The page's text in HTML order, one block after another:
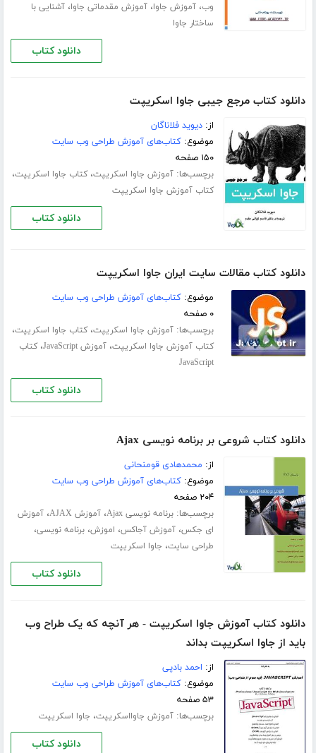
وب،آموزش جاوا،آموزش مقدماتی جاوا،آشنایی با
ساختار جاوا
دانلود کتاب
دانلود کتاب مرجع جیبی جاوا اسکریپت
از:دیوید فلاناگان
موضوع:کتاب‌های آموزش طراحی وب سایت
۱۵۰ صفحه
برچسب‌ها:آموزش جاوا اسکریپت،کتاب جاوا اسکریپت،
کتاب آموزش جاوا اسکریپت
دانلود کتاب
دانلود کتاب مقالات سایت ایران جاوا اسکریپت
موضوع:کتاب‌های آموزش طراحی وب سایت
۰ صفحه
برچسب‌ها:آموزش جاوا اسکریپت،کتاب جاوا اسکریپت،
کتاب آموزش جاوا اسکریپت،آموزش JavaScript ،کتاب
JavaScript
دانلود کتاب
دانلود کتاب شروعی بر برنامه نویسی Ajax
از: محمدهادی قومنحانی
موضوع:کتاب‌های آموزش طراحی وب سایت
۲۰۴ صفحه
برچسب‌ها:برنامه نویسی Ajax ،آموزش AJAX ،آموزش
ای جکس،آموزش آجاکس، اموزش،برنامه نویسی،
طراحی سایت، جاوا اسکریپت
دانلود کتاب
دانلود کتاب آموزش جاوا اسکریپت - هر آنچه که یک طراح وب
باید از جاوا اسکریپت بداند
از: احمد بادپی
موضوع:کتاب‌های آموزش طراحی وب سایت
۵۳ صفحه
برچسب‌ها:آموزش جاوااسکریپت، جاوا اسکریپت
دانلود کتاب